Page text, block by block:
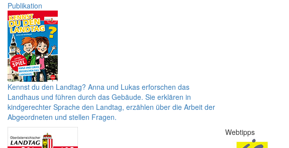
Publikation
Kennst du den Landtag? Anna und Lukas erforschen das
Landhaus und führen durch das Gebäude. Sie erklären in
kindgerechter Sprache den Landtag, erzählen über die Arbeit der
Abgeordneten und stellen Fragen.
Webtipps